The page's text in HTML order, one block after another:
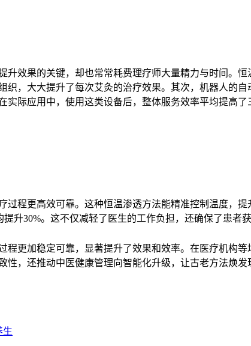
效果的关键，却也常常耗费理疗师大量精力与时间。
，大大提升了每次艾灸的治疗效果。其次，机器人的
际应用中，使用这类设备后，整体服务效率平均提高
程更高效可靠。这种恒温渗透方法能精准控制温度，
升30%。这不仅减轻了医生的工作负担，还确保了患者
程更加稳定可靠，显著提升了效果和效率。在医疗机构
，还推动中医健康管理向智能化升级，让古老方法焕发